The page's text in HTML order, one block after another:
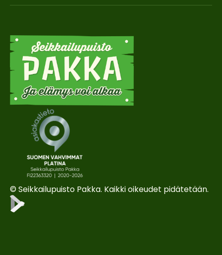
© Seikkailupuisto Pakka. Kaikki oikeudet pidätetään.